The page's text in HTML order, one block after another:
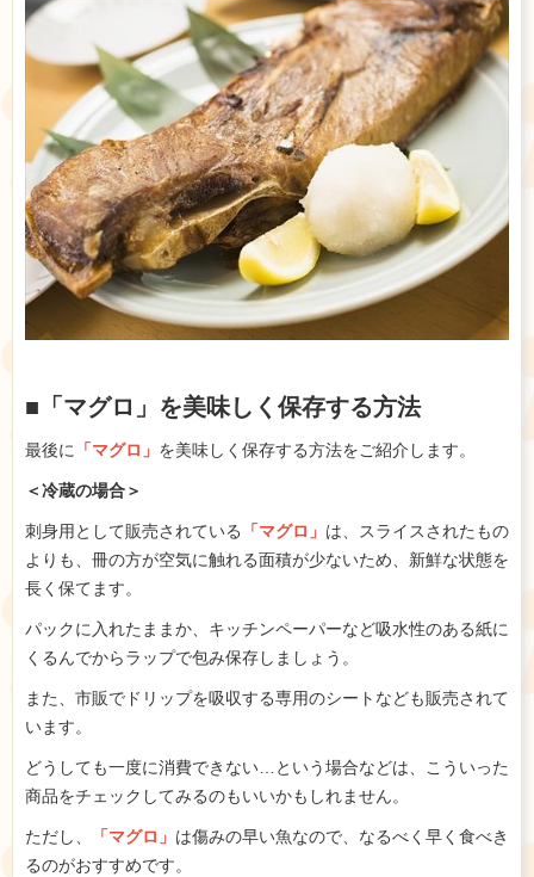
■「マグロ」を美味しく保存する方法
最後に 「マグロ」 を美味しく保存する方法をご紹介します。
＜冷蔵の場合＞
刺身用として販売されている 「マグロ」 は、スライスされたもの
よりも、冊の方が空気に触れる面積が少ないため、新鮮な状態を
長く保てます。
パックに入れたままか、キッチンペーパーなど吸水性のある紙に
くるんでからラップで包み保存しましょう。
また、市販でドリップを吸収する専用のシートなども販売されて
います。
どうしても一度に消費できない…という場合などは、こういった
商品をチェックしてみるのもいいかもしれません。
ただし、 「マグロ」 は傷みの早い魚なので、なるべく早く食べき
るのがおすすめです。